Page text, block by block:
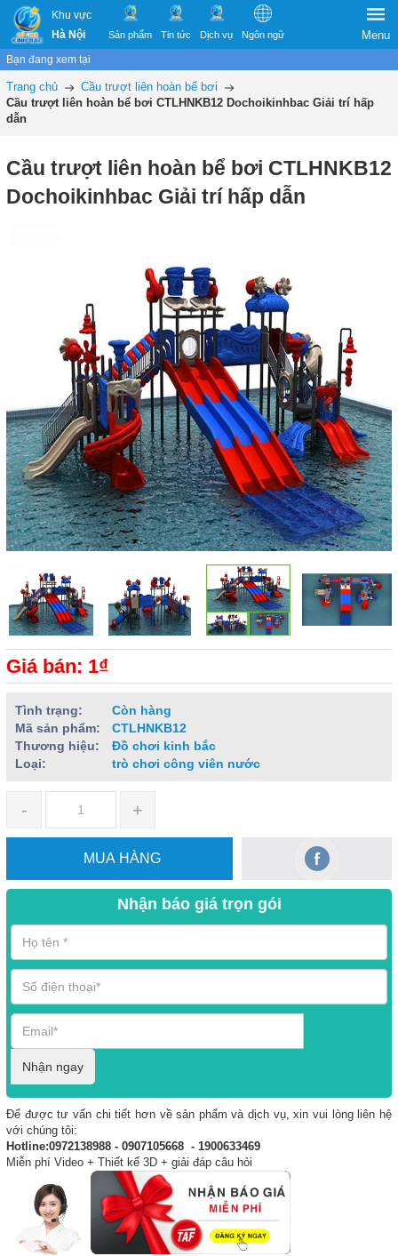
Khu vực
Hà Nội
Sản phẩm Tin tức Dịch vụ Ngôn ngữ Menu
Bạn đang xem tại
Trang chủ
Cầu trượt liên hoàn bể bơi
Cầu trượt liên hoàn bể bơi CTLHNKB12 Dochoikinhbac Giải trí hấp
dẫn
Cầu trượt liên hoàn bể bơi CTLHNKB12
Dochoikinhbac Giải trí hấp dẫn
Giá bán: 1₫
Tình trạng:
Còn hàng
Mã sản phẩm:
CTLHNKB12
Thương hiệu:
Đồ chơi kinh bắc
Loại:
trò chơi công viên nước
- +
MUA HÀNG
Nhận báo giá trọn gói
Nhận ngay
Để được tư vấn chi tiết hơn về sản phẩm và dịch vụ, xin vui lòng liên hệ
với chúng tôi:
Hotline:0972138988 - 0907105668 - 1900633469
Miễn phí Video + Thiết kế 3D + giải đáp câu hỏi